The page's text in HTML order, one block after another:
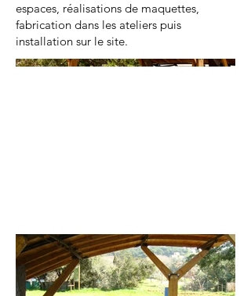
espaces, réalisations de maquettes,
fabrication dans les ateliers puis
installation sur le site.